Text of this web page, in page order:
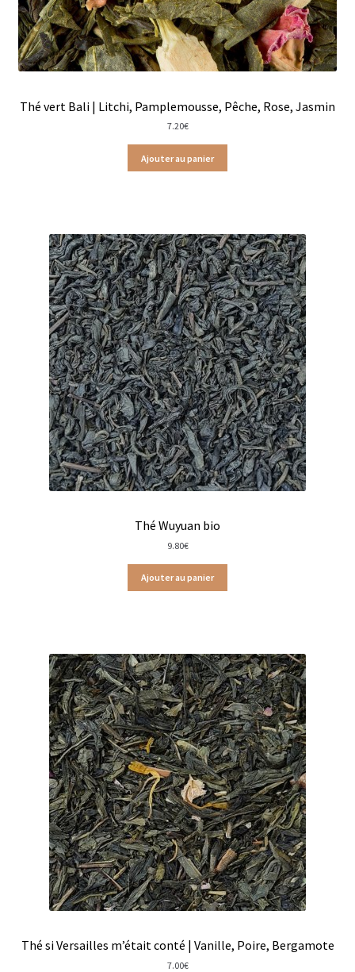
Coffrets épices
Epices en vrac
Mélanges d’épices en vrac
Poivres en vrac
Moulins à épices
Mélanges d’épices
Piments
Poivres
Moulins à poivre
Sels
Moulins à sel
Gourmandises salées
Biscuits de chambord
Gâteaux apéritif
Insectes comestibles
Poissons
Préparations repas
Tartinables
Gourmandises sucrées
Biscuits gourmands
Thé vert Bali | Litchi, Pamplemousse, Pêche, Rose, Jasmin
7.20€
Ajouter au panier
Thé Wuyuan bio
9.80€
Ajouter au panier
Thé si Versailles m’était conté | Vanille, Poire, Bergamote
7.00€